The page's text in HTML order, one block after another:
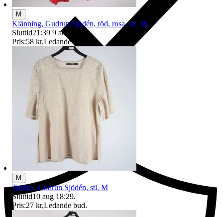
Ersättning om du inte får din vara
M
Klänning, Gudrun Sjödén, röd, rosa, stl. M.
Sluttid21:39 9 aug 21:39.
Pris:58 kr,Ledande bud
M
Tunika, Gudrun Sjödén, stl. M
Sluttid10 aug 18:29.
Pris:27 kr,Ledande bud.